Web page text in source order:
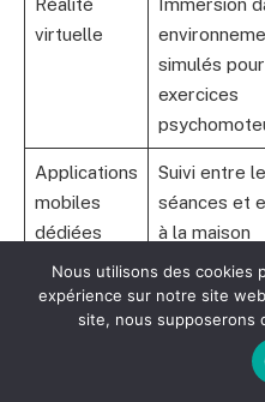
Réalité
virtuelle
Immersion
simulés pour
exercices
Applications
mobiles
dédiées
Suivi entre
séances et
à la maison
Bilans
numériques
Analyse
Nous utilisons des cookies
expérience sur notre site
site, nous supposerons